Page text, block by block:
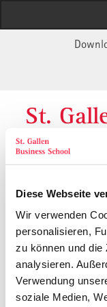
Diese Webseite
Wir verwenden
personalisieren,
zu können und die
analysieren.
Verwendung
soziale Medien,
St.
Der von